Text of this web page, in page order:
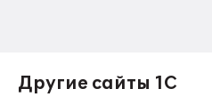
Другие сайты 1С